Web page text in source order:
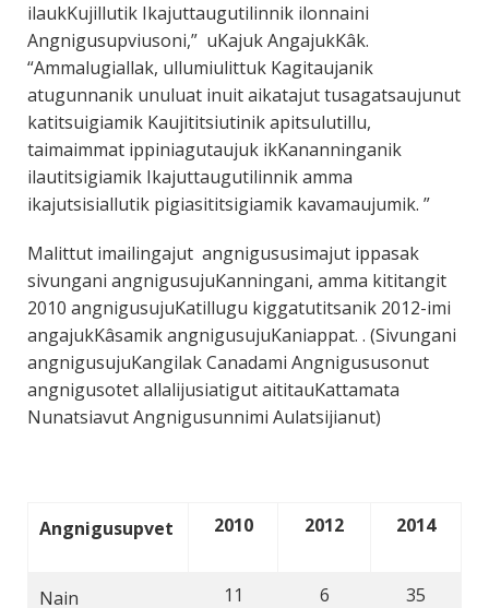
ilaukKujillutik Ikajuttaugutilinnik ilonnaini
Angnigusupviusoni,” uKajuk AngajukKâk.
“Ammalugiallak, ullumiulittuk Kagitaujanik
atugunnanik unuluat inuit aikatajut tusagatsaujunut
katitsuigiamik Kaujititsiutinik apitsulutillu,
taimaimmat ippiniagutaujuk ikKananninganik
ilautitsigiamik Ikajuttaugutilinnik amma
ikajutsisiallutik pigiasititsigiamik kavamaujumik. ”
Malittut imailingajut angnigususimajut ippasak
sivungani angnigusujuKanningani, amma kititangit
2010 angnigusujuKatillugu kiggatutitsanik 2012-imi
angajukKâsamik angnigusujuKaniappat. . (Sivungani
angnigusujuKangilak Canadami Angnigususonut
angnigusotet allalijusiatigut aititauKattamata
Nunatsiavut Angnigusunnimi Aulatsijianut)
Angnigusupvet 2010 2012 2014
Nain 11 6 35